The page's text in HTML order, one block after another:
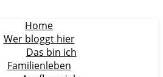
Home
Wer bloggt hier
Das bin ich
Familienleben